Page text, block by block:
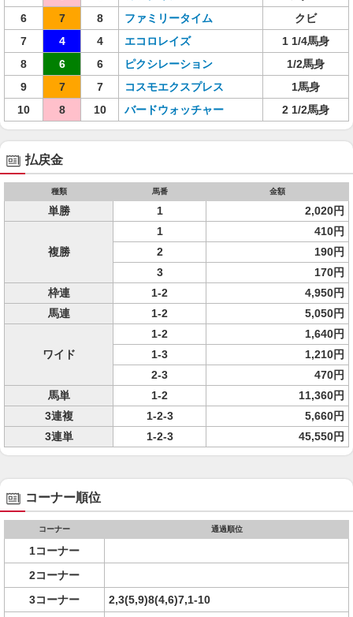
6
7 8 ファミリータイム
クビ
7
4 4 エコロレイズ
1 1/4馬身
8
6 6 ピクシレーション
1/2馬身
9
7 7 コスモエクスプレス
1馬身
10
8 10 バードウォッチャー 2 1/2馬身
払戻金
種類 馬番 金額
単勝 1 2,020円
複勝
1
410円
2
190円
3
170円
枠連
1-2
4,950円
馬連
1-2 5,050円
ワイド
1-2
1,640円
1-3
1,210円
2-3
470円
馬単
1-2
11,360円
3連複
1-2-3
5,660円
3連単
1-2-3 45,550円
コーナー順位
コーナー 通過順位
1コーナー
2コーナー
3コーナー
2,3(5,9)8(4,6)7,1-10